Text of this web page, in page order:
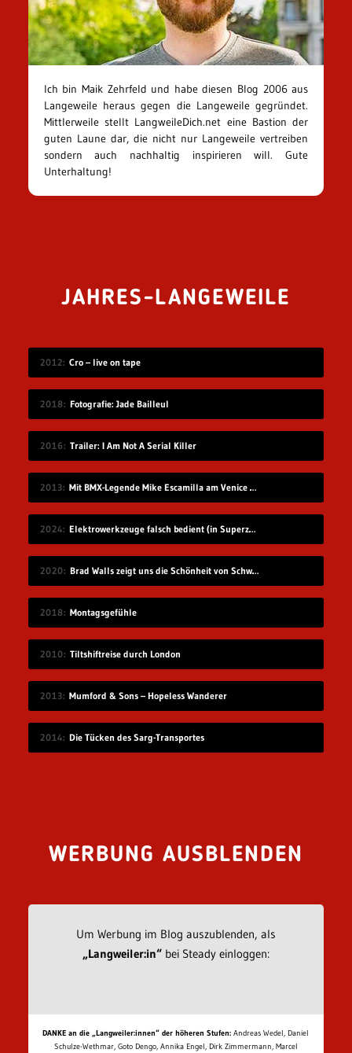
Ich bin Maik Zehrfeld und habe diesen Blog 2006 aus
Langeweile heraus gegen die Langeweile gegründet.
Mittlerweile stellt LangweileDich.net eine Bastion der
guten Laune dar, die nicht nur Langeweile vertreiben
sondern auch nachhaltig inspirieren will. Gute
Unterhaltung!
JAHRES-LANGEWEILE
2012 Cro – live on tape
2018 Fotografie: Jade Bailleul
2016 Trailer: I Am Not A Serial Killer
2013 Mit BMX-Legende Mike Escamilla am Venice Beach
2024 Elektrowerkzeuge falsch bedient (in Superzeitlupe)
2020 Brad Walls zeigt uns die Schönheit von Schwimmbecken
2018 Montagsgefühle
2010 Tiltshiftreise durch London
2013 Mumford & Sons – Hopeless Wanderer
2014 Die Tücken des Sarg-Transportes
WERBUNG AUSBLENDEN
Um Werbung im Blog auszublenden, als
„Langweiler:in“bei Steady einloggen:
DANKE an die „Langweiler:innen“ der höheren Stufen: Andreas Wedel, Daniel
Schulze-Wethmar, Goto Dengo, Annika Engel, Dirk Zimmermann, Marcel